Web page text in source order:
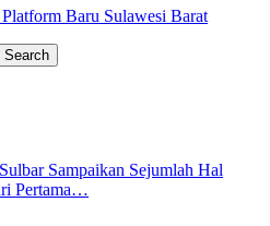
Baru Sulawesi Barat
Sampaikan Sejumlah Hal
Pertama…